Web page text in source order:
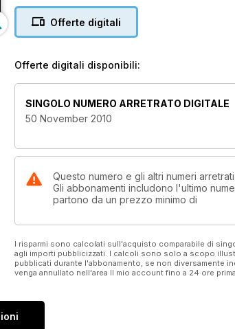
Offerte digitali
Offerte digitali disponibili:
SINGOLO NUMERO ARRETRATO DIGITALE
50 November 2010
Questo numero e gli altri numeri
Gli abbonamenti includono l'ultimo
partono da un prezzo minimo di
I risparmi sono calcolati sull'acquisto comparabile di
agli importi pubblicizzati. I calcoli sono solo a scopo
pubblicati durante l'abbonamento, se non diversamente
venga annullato nell'area Il mio account fino a 24 ore